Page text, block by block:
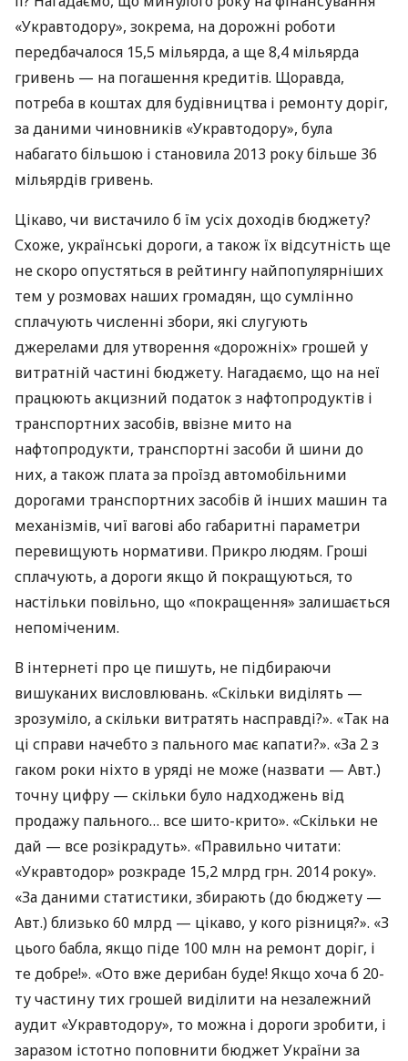
«Укравтодору», зокрема, на дорожні роботи
передбачалося 15,5 мільярда, а ще 8,4 мільярда
гривень — на погашення кредитів. Щоравда,
потреба в коштах для будівництва і ремонту доріг,
за даними чиновників «Укравтодору», була
набагато більшою і становила 2013 року більше 36
мільярдів гривень.
Цікаво, чи вистачило б їм усіх доходів бюджету?
Схоже, українські дороги, а також їх відсутність ще
не скоро опустяться в рейтингу найпопулярніших
тем у розмовах наших громадян, що сумлінно
сплачують численні збори, які слугують
джерелами для утворення «дорожніх» грошей у
витратній частині бюджету. Нагадаємо, що на неї
працюють акцизний податок з нафтопродуктів і
транспортних засобів, ввізне мито на
нафтопродукти, транспортні засоби й шини до
них, а також плата за проїзд автомобільними
дорогами транспортних засобів й інших машин та
механізмів, чиї вагові або габаритні параметри
перевищують нормативи. Прикро людям. Гроші
сплачують, а дороги якщо й покращуються, то
настільки повільно, що «покращення» залишається
непоміченим.
В інтернеті про це пишуть, не підбираючи
вишуканих висловлювань. «Скільки виділять —
зрозуміло, а скільки витратять насправді?». «Так на
ці справи начебто з пального має капати?». «За 2 з
гаком роки ніхто в уряді не може (назвати — Авт.)
точну цифру — скільки було надходжень від
продажу пального… все шито-крито». «Скільки не
дай — все розікрадуть». «Правильно читати:
«Укравтодор» розкраде 15,2 млрд грн. 2014 року».
«За даними статистики, збирають (до бюджету —
Авт.) близько 60 млрд — цікаво, у кого різниця?». «З
цього бабла, якщо піде 100 млн на ремонт доріг, і
те добре!». «Ото вже дерибан буде! Якщо хоча б 20-
ту частину тих грошей виділити на незалежний
аудит «Укравтодору», то можна і дороги зробити, і
заразом істотно поповнити бюджет України за